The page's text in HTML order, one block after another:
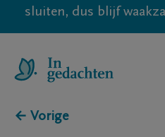
sluiten, dus blijf
← Vorige